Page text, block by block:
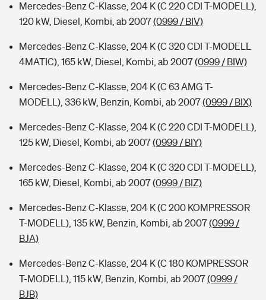
Mercedes-Benz C-Klasse, 204 K (C 220 CDI T-MODELL),
120 kW, Diesel, Kombi, ab 2007(0999 / BIV)
Mercedes-Benz C-Klasse, 204 K (C 320 CDI T-MODELL
4MATIC), 165 kW, Diesel, Kombi, ab 2007(0999 / BIW)
Mercedes-Benz C-Klasse, 204 K (C 63 AMG T-
MODELL), 336 kW, Benzin, Kombi, ab 2007(0999 / BIX)
Mercedes-Benz C-Klasse, 204 K (C 220 CDI T-MODELL),
125 kW, Diesel, Kombi, ab 2007(0999 / BIY)
Mercedes-Benz C-Klasse, 204 K (C 320 CDI T-MODELL),
165 kW, Diesel, Kombi, ab 2007(0999 / BIZ)
Mercedes-Benz C-Klasse, 204 K (C 200 KOMPRESSOR
T-MODELL), 135 kW, Benzin, Kombi, ab 2007(0999 /
BJA)
Mercedes-Benz C-Klasse, 204 K (C 180 KOMPRESSOR
T-MODELL), 115 kW, Benzin, Kombi, ab 2007(0999 /
BJB)